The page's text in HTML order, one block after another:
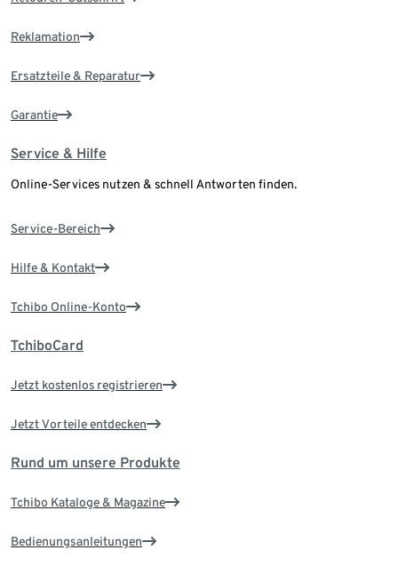
Reklamation
Ersatzteile & Reparatur
Garantie
Service & Hilfe
Online-Services nutzen & schnell Antworten finden.
Service-Bereich
Hilfe & Kontakt
Tchibo Online-Konto
TchiboCard
Jetzt kostenlos registrieren
Jetzt Vorteile entdecken
Rund um unsere Produkte
Tchibo Kataloge & Magazine
Bedienungsanleitungen